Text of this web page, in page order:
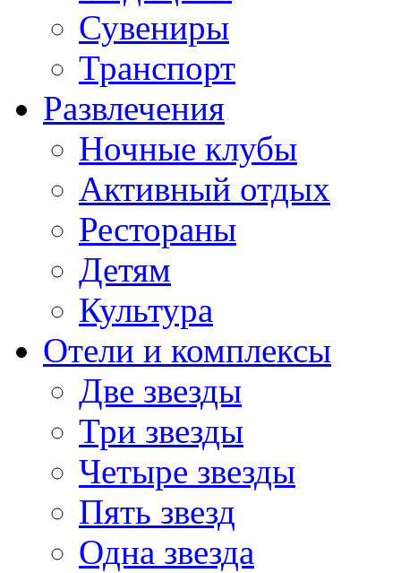
Сувениры
Транспорт
Развлечения
Ночные клубы
Активный отдых
Рестораны
Детям
Культура
Отели и комплексы
Две звезды
Три звезды
Четыре звезды
Пять звезд
Одна звезда